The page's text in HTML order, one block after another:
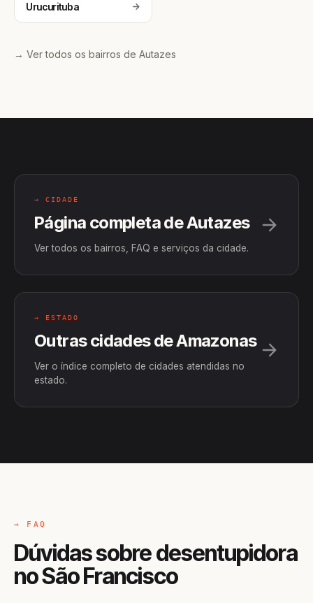
Urucurituba
→ Ver todos os bairros de Autazes
→ CIDADE
Página completa de Autazes
Ver todos os bairros, FAQ e serviços da cidade.
→ ESTADO
Outras cidades de Amazonas
Ver o índice completo de cidades atendidas no
estado.
→ FAQ
Dúvidas sobre desentupidora
no São Francisco